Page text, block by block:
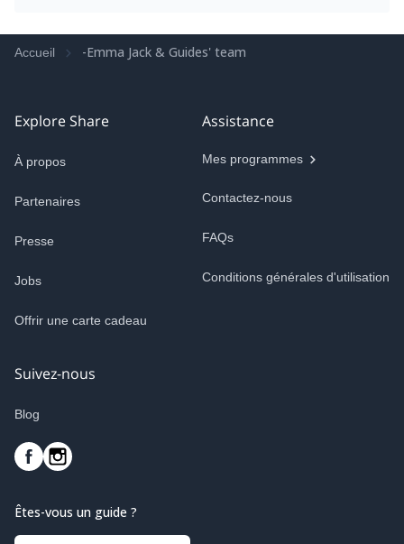
Accueil -Emma Jack & Guides' team
Explore Share
À propos
Partenaires
Presse
Jobs
Offrir une carte cadeau
Assistance
Mes programmes
Contactez-nous
FAQs
Conditions générales d'utilisation
Suivez-nous
Blog
Êtes-vous un guide ?